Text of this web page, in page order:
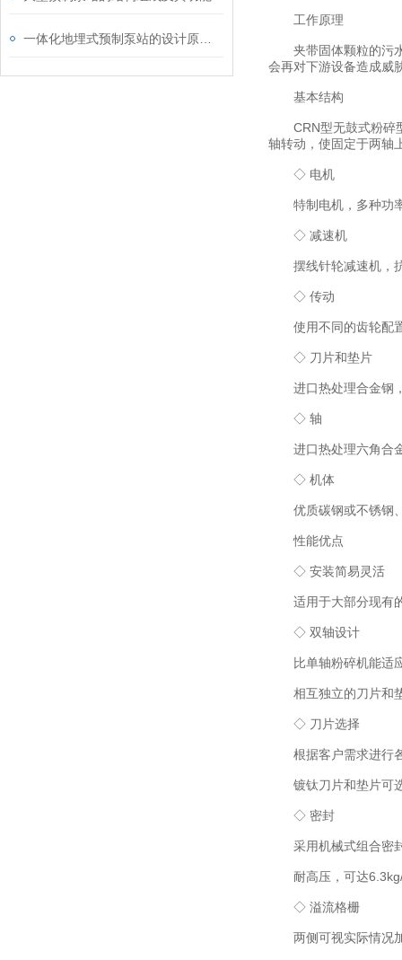
工作原理
夹带固体颗粒的污水
会再对下游设备造成威
基本结构
CRN型无鼓式粉碎型
轴转动，使固定于两轴
◇ 电机
特制电机，多种功
◇ 减速机
摆线针轮减速机，抗
◇ 传动
使用不同的齿轮配置
◇ 刀片和垫片
进口热处理合金钢，
◇ 轴
进口热处理六角合
◇ 机体
优质碳钢或不锈钢
性能优点
◇ 安装简易灵活
适用于大部分现有
◇ 双轴设计
比单轴粉碎机能适
相互独立的刀片和垫
◇ 刀片选择
根据客户需求进行各
镀钛刀片和垫片可选
◇ 密封
采用机械式组合密封
耐高压，可达6.3kg/
◇ 溢流格栅
两侧可视实际情况加